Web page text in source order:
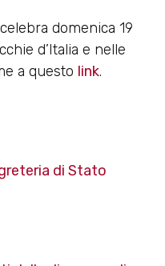
domenica 19
d’Italia e nelle
a questo link.
di Stato